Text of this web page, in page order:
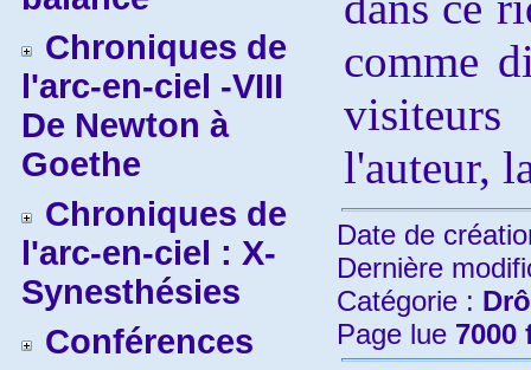
Chroniques de
l'arc-en-ciel -VIII
De Newton à
Goethe
Chroniques de
l'arc-en-ciel : X-
Synesthésies
Conférences
comme
l'auteur,
Date de
Dernière
Catégorie :
Page lue 7000